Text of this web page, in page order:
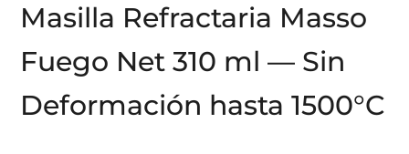
Masilla Refractaria Masso
Fuego Net 310 ml — Sin
Deformación hasta 1500°C